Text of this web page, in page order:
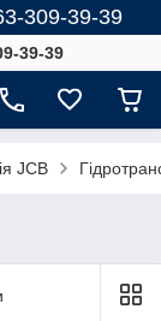
309-39-39
39-39
JCB